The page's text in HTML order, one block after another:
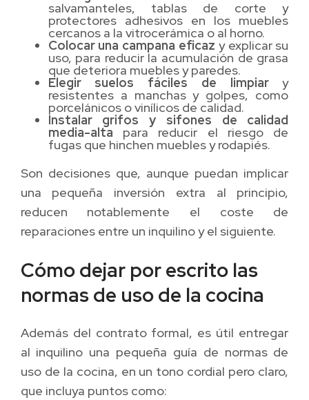
salvamanteles, tablas de corte y
protectores adhesivos en los muebles
cercanos a la vitrocerámica o al horno.
Colocar una campana eficaz y explicar su
uso, para reducir la acumulación de grasa
que deteriora muebles y paredes.
Elegir suelos fáciles de limpiary
resistentes a manchas y golpes, como
porcelánicos o vinílicos de calidad.
Instalar grifos y sifones de calidad
media-alta para reducir el riesgo de
fugas que hinchen muebles y rodapiés.
Son decisiones que, aunque puedan implicar
una pequeña inversión extra al principio,
reducen notablemente el coste de
reparaciones entre un inquilino y el siguiente.
Cómo dejar por escrito las
normas de uso de la cocina
Además del contrato formal, es útil entregar
al inquilino una pequeña guía de normas de
uso de la cocina, en un tono cordial pero claro,
que incluya puntos como: